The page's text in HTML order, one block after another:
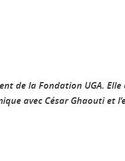
de la Fondation UGA.
avec César Ghaouti et